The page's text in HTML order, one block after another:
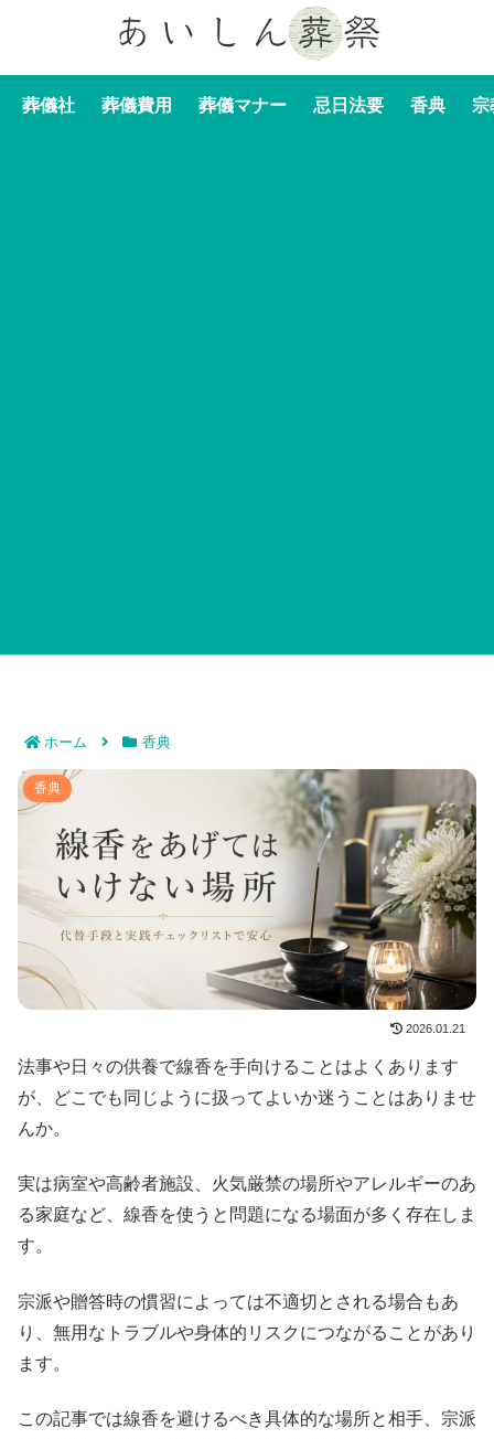
葬儀社 葬儀費用 葬儀マナー 忌日法要 香典 宗
ホーム 香典
線香をあげてはいけない場所｜代替手段と実践チェック
リストで安心
香典
2026.01.21
法事や日々の供養で線香を手向けることはよくあります
が、どこでも同じように扱ってよいか迷うことはありませ
んか。
実は病室や高齢者施設、火気厳禁の場所やアレルギーのあ
る家庭など、線香を使うと問題になる場面が多く存在しま
す。
宗派や贈答時の慣習によっては不適切とされる場合もあ
り、無用なトラブルや身体的リスクにつながることがあり
ます。
この記事では線香を避けるべき具体的な場所と相手、宗派